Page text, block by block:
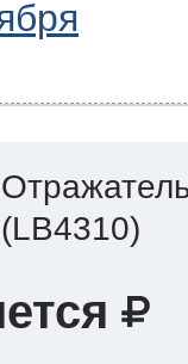
(LB4310)